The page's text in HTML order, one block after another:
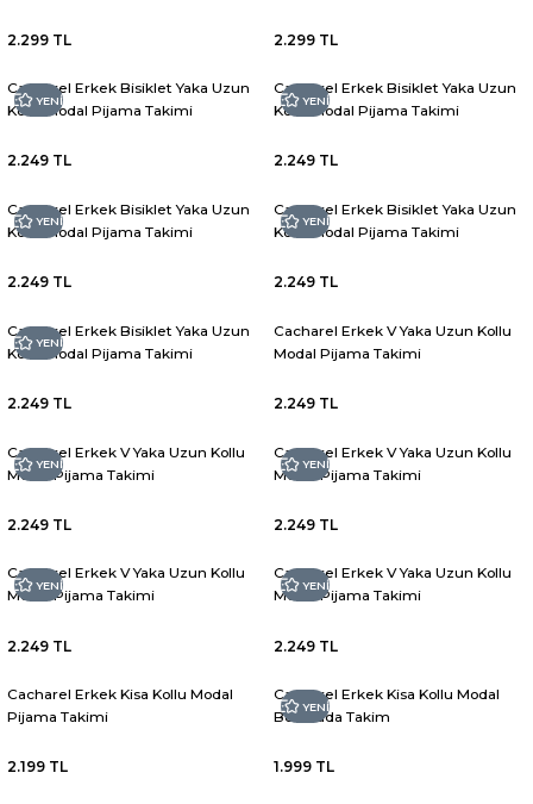
2.299 TL 2.299 TL
YENİ
Cacharel Erkek Bisiklet Yaka Uzun
Kollu Modal Pijama Takimi
2.249 TL
YENİ
Cacharel Erkek Bisiklet Yaka Uzun
Kollu Modal Pijama Takimi
2.249 TL
YENİ
Cacharel Erkek Bisiklet Yaka Uzun
Kollu Modal Pijama Takimi
2.249 TL
YENİ
Cacharel Erkek Bisiklet Yaka Uzun
Kollu Modal Pijama Takimi
2.249 TL
YENİ
Cacharel Erkek Bisiklet Yaka Uzun
Kollu Modal Pijama Takimi
2.249 TL
Cacharel Erkek V Yaka Uzun Kollu
Modal Pijama Takimi
2.249 TL
YENİ
Cacharel Erkek V Yaka Uzun Kollu
Modal Pijama Takimi
2.249 TL
YENİ
Cacharel Erkek V Yaka Uzun Kollu
Modal Pijama Takimi
2.249 TL
YENİ
Cacharel Erkek V Yaka Uzun Kollu
Modal Pijama Takimi
2.249 TL
YENİ
Cacharel Erkek V Yaka Uzun Kollu
Modal Pijama Takimi
2.249 TL
Cacharel Erkek Kisa Kollu Modal
Pijama Takimi
2.199 TL
YENİ
Cacharel Erkek Kisa Kollu Modal
Bermuda Takim
1.999 TL